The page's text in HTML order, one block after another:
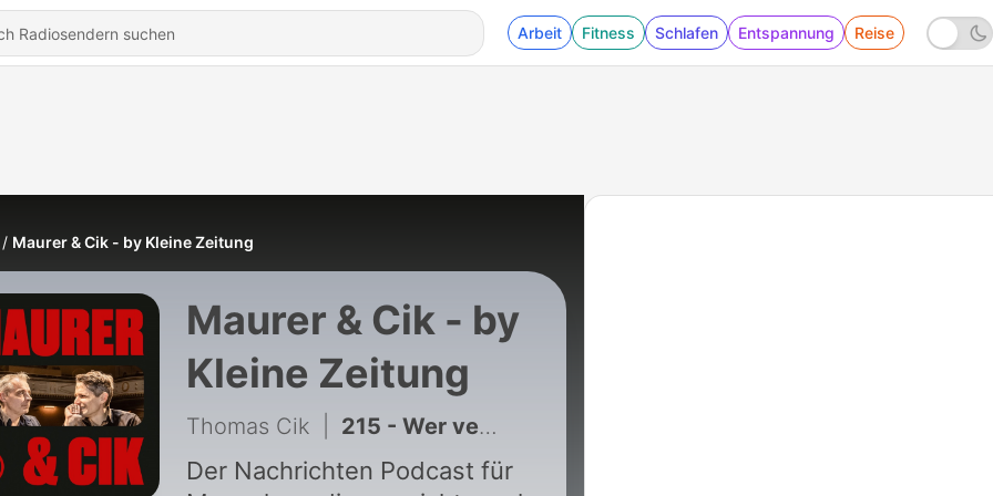
Arbeit Fitness Schlafen Entspannung Reise
Maurer & Cik - by Kleine Zeitung
Maurer & Cik - by
Kleine Zeitung
Thomas Cik 215 - Wer verbrennt das Klima? - mit Christian Stöcker
Der Nachrichten Podcast für